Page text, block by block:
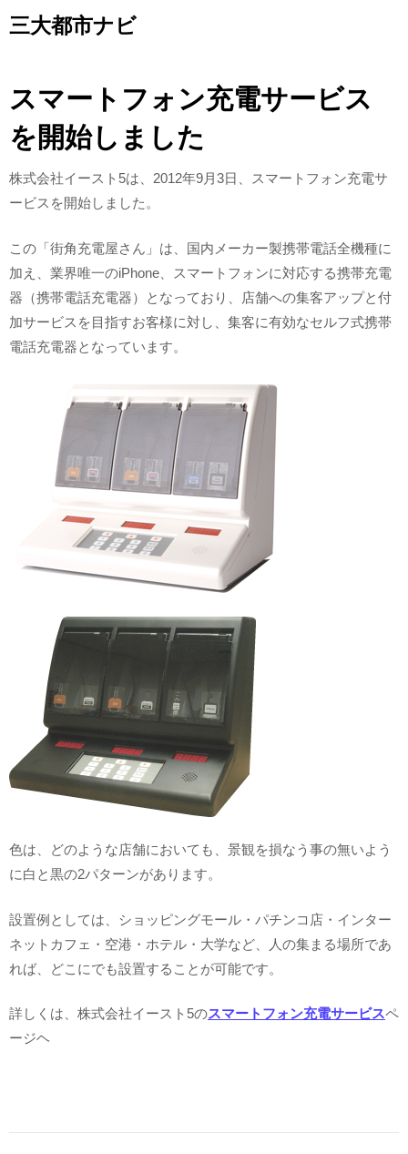
to三大都市ナビ
スマートフォン充電サービス
を開始しました
株式会社イースト5は、2012年9月3日、スマートフォン充電サ
ービスを開始しました。
この「街角充電屋さん」は、国内メーカー製携帯電話全機種に
加え、業界唯一のiPhone、スマートフォンに対応する携帯充電
器（携帯電話充電器）となっており、店舗への集客アップと付
加サービスを目指すお客様に対し、集客に有効なセルフ式携帯
電話充電器となっています。
色は、どのような店舗においても、景観を損なう事の無いよう
に白と黒の2パターンがあります。
設置例としては、ショッピングモール・パチンコ店・インター
ネットカフェ・空港・ホテル・大学など、人の集まる場所であ
れば、どこにでも設置することが可能です。
詳しくは、株式会社イースト5のスマートフォン充電サービスペ
ージヘ